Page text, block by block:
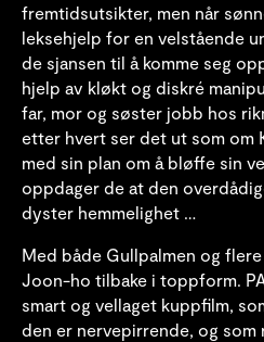
fremtidsutsikter, men når
leksehjelp for en velstående
de sjansen til å komme seg
hjelp av kløkt og diskré
far, mor og søster jobb hos
etter hvert ser det ut som om
med sin plan om å bløffe sin
oppdager de at den
dyster hemmelighet …
Med både Gullpalmen og
Joon-ho tilbake i toppform.
smart og vellaget kuppfilm,
den er nervepirrende, og